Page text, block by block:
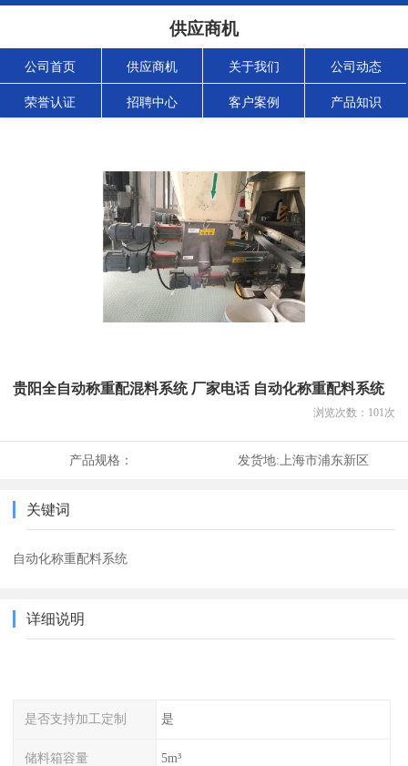
供应商机
公司首页 供应商机 关于我们 公司动态
荣誉认证 招聘中心 客户案例 产品知识
贵阳全自动称重配混料系统 厂家电话 自动化称重配料系统
浏览次数： 101次
产品规格： 发货地: 上海市浦东新区
关键词
自动化称重配料系统
详细说明
是否支持加工定制 是
储料箱容量 5m³